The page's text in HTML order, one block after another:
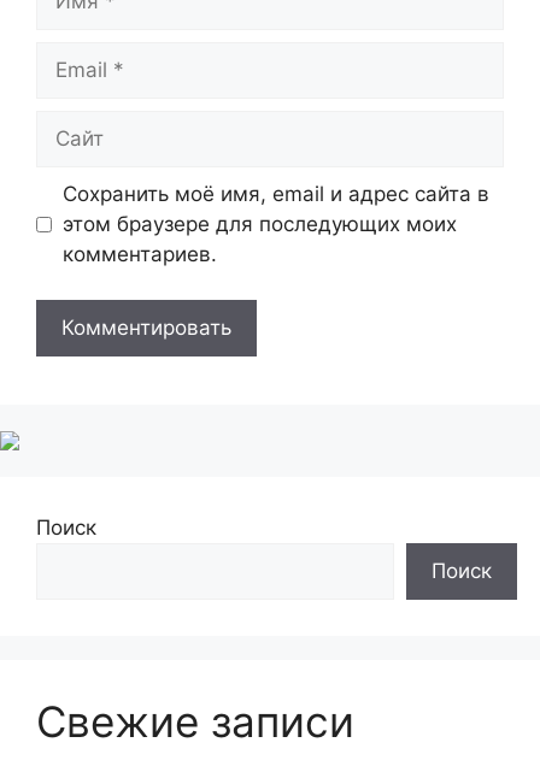
Сохранить моё имя, email и адрес сайта в
этом браузере для последующих моих
комментариев.
Поиск
Поиск
Свежие записи